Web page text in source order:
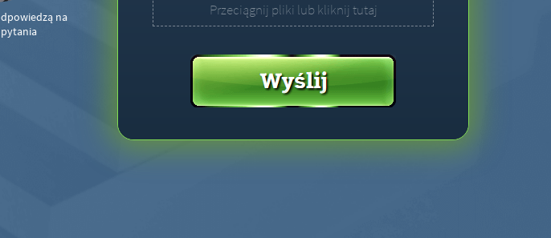
na
Przeciągnij pliki lub kliknij tutaj